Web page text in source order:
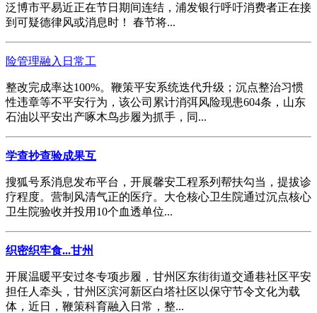
泛博市平易近正在节日期间连结，浦发银行呼吁消费者正在接
到可疑德律风或消息时！ 春节将...
险管理融入日常工
整改完成率达100%。鞭策平安系统迭代升级；沉点整治习惯
性违章等不平安行为，该公司累计消弭风险现患604条，山东
石油以平安出产啄木鸟步履为抓手，同...
学查抄查验成果互
搜狐号系消息发布平台，开展馨安工程系列帮扶勾当，提拔诊
疗程度。营制风清气正的医疗。大仓核心卫生院通过沉点核心
卫生院验收并投用10个血透单位...
织密织牢食...甘州
开展温暖平安过冬专项步履，甘州区东街街道交通巷社区平安
担任人牵头，甘州区滨河新区白塔社区以保守节令文化为载
体，近日，鞭策科育融入日常，整...